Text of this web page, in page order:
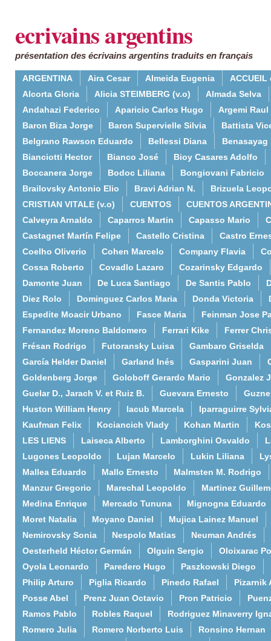
ecrivains argentins
présentation des écrivains argentins traduits en français
ARGENTINA Aira Cesar Almeida Eugenia
ACCUEIL
Alcorta Gloria
Alicia STEIMBERG (v.o)
Almada Selva
Andahazi Federico
Aparicio Carlos Hugo
Argemi Raul
Baron Biza Jorge
Baron Supervielle Silvia
Battista
Belgrano Rawson Eduardo
Bellessi Diana
Benasayag
Bianciotti Hector
Bianco José
Bioy Casares Adolfo
Boccanera Jorge
Bodoc Liliana
Bongiovani Fabricio
Brailovsky Antonio Elio
Bravi Adrian N.
Brizuela
CRISTIAN VITALE (v.o)
CUENTOS
CUENTOS
Calveyra Arnaldo
Caparros Martin Capasso Mario
Castagnet Martín Felipe
Castello Cristina
Castro
Coelho Oliverio
Cohen Marcelo Company Flavia
Cossa Roberto
Covadlo Lazaro
Cozarinsky Edgardo
Damonte Juan
De Luca Santiago De Santis Pablo
Diez Rolo
Dominguez Carlos Maria Donda Victoria
Espedite Moacir Urbano
Fasce Maria
Feinman Jose
Fernandez Moreno Baldomero
Ferrari Kike
Ferrer
Frésan Rodrigo
Futoransky Luisa
Gambaro Griselda
García Helder Daniel
Garland Inés Gasparini Juan
Goldenberg Jorge
Goloboff Gerardo Mario
Gonzalez
Guelar D., Jarach V. et Ruiz B.
Guevara Ernesto
Huston William Henry
Iacub Marcela
Iparraguirre
Kaufman Felix
Kociancich Vlady Kohan Martin
LES LIENS
Laiseca Alberto Lamborghini Osvaldo
Lugones Leopoldo
Lujan Marcelo Lukin Liliana
Mallea Eduardo
Mallo Ernesto
Malmsten M. Rodrigo
Manzur Gregorio
Marechal Leopoldo
Martinez
Medina Enrique
Mercado Tununa
Mignogna Eduardo
Moret Natalia
Moyano Daniel
Mujica Lainez Manuel
Nemirovsky Sonia
Nespolo Matias
Neuman Andrés
Oesterheld Héctor Germán
Olguin Sergio
Oloixarac
Oyola Leonardo
Paredero Hugo
Paszkowski Diego
Philip Arturo
Piglia Ricardo Pinedo Rafael
Pizarnik
Posse Abel
Prenz Juan Octavio Pron Patricio
Ramos Pablo
Robles Raquel
Rodriguez Minaverry
Romero Julia
Romero Norberto Luis
Ronsino Hernan